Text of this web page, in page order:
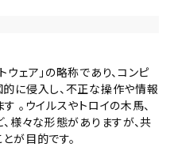
ェア」の略称であり、コンピ
に侵入し、不正な操作や情報
。ウイルスやトロイの木馬、
、様々な形態がありますが、共
が目的です。